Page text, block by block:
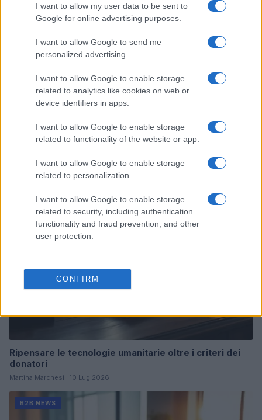
I want to allow my user data to be sent to
Google for online advertising purposes.
I want to allow Google to send me
personalized advertising.
I want to allow Google to enable storage
related to analytics like cookies on web or
device identifiers in apps.
I want to allow Google to enable storage
related to functionality of the website or app.
I want to allow Google to enable storage
related to personalization.
I want to allow Google to enable storage
related to security, including authentication
functionality and fraud prevention, and other
user protection.
CONFIRM
Continua a leggere
Ripensare le tecnologie umanitarie oltre i criteri dei
donatori
Martina Marchesi · 10 Lug 2026
B2B NEWS